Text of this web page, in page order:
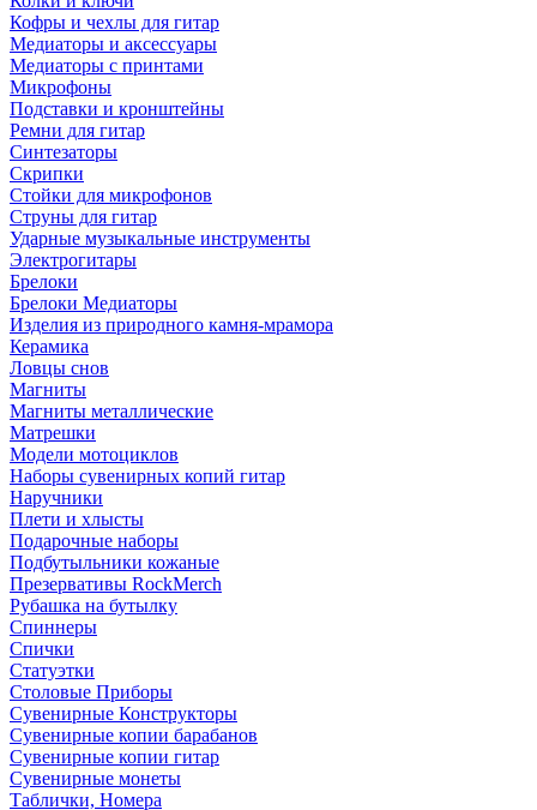
Кофры и чехлы для гитар
Медиаторы и аксессуары
Медиаторы с принтами
Микрофоны
Подставки и кронштейны
Ремни для гитар
Синтезаторы
Скрипки
Стойки для микрофонов
Струны для гитар
Ударные музыкальные инструменты
Электрогитары
Брелоки
Брелоки Медиаторы
Изделия из природного камня-мрамора
Керамика
Ловцы снов
Магниты
Магниты металлические
Матрешки
Модели мотоциклов
Наборы сувенирных копий гитар
Наручники
Плети и хлысты
Подарочные наборы
Подбутыльники кожаные
Презервативы RockMerch
Рубашка на бутылку
Спиннеры
Спички
Статуэтки
Столовые Приборы
Сувенирные Конструкторы
Сувенирные копии барабанов
Сувенирные копии гитар
Сувенирные монеты
Таблички, Номера